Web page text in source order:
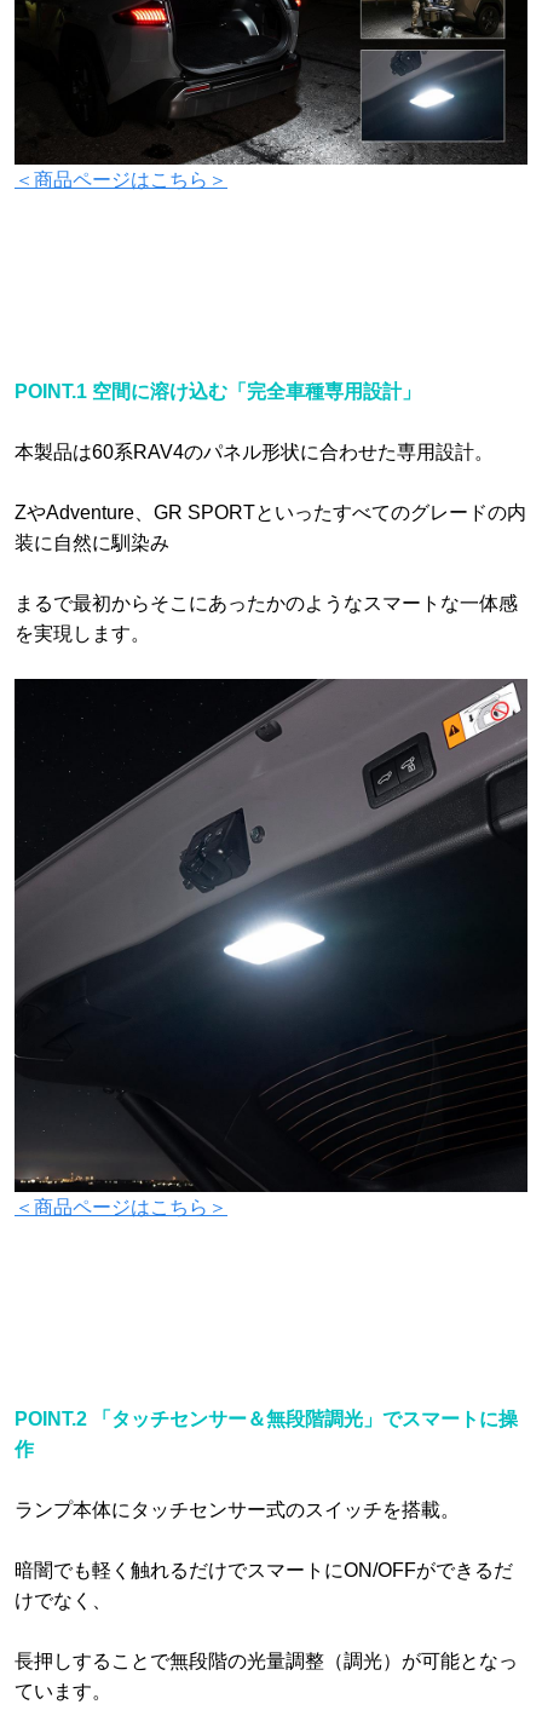
＜商品ページはこちら＞
POINT.1 空間に溶け込む「完全車種専用設計」
本製品は60系RAV4のパネル形状に合わせた専用設計。
ZやAdventure、GR SPORTといったすべてのグレードの内
装に自然に馴染み
まるで最初からそこにあったかのようなスマートな一体感
を実現します。
＜商品ページはこちら＞
POINT.2 「タッチセンサー＆無段階調光」でスマートに操
作
ランプ本体にタッチセンサー式のスイッチを搭載。
暗闇でも軽く触れるだけでスマートにON/OFFができるだ
けでなく、
長押しすることで無段階の光量調整（調光）が可能となっ
ています。